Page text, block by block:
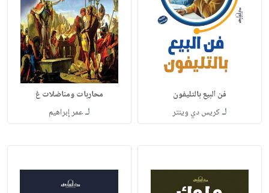
فن البيع بالتليفون
لـكريس دي وينتر
محاربات ومناضلات غ
لـعمر إبراهيم